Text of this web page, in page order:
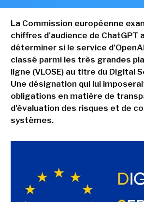
La Commission européenne
chiffres d'audience de ChatGPT
déterminer si le service
classé parmi les très grandes
ligne (VLOSE) au titre du Digital
Une désignation qui lui
obligations en matière de
d'évaluation des risques et de
systèmes.